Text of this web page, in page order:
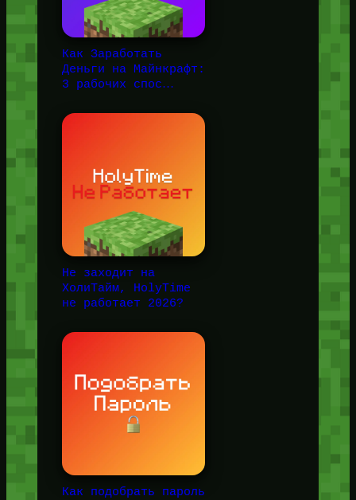
Как Заработать
Деньги на Майнкрафт:
3 рабочих спос…
Не заходит на
ХолиТайм, HolyTime
не работает 2026?
Как подобрать пароль